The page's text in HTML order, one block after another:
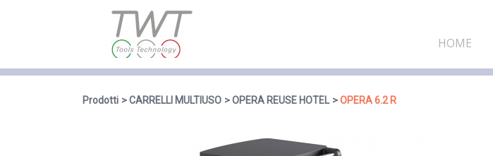
HOME
Prodotti CARRELLI MULTIUSO OPERA REUSE HOTEL OPERA 6.2 R